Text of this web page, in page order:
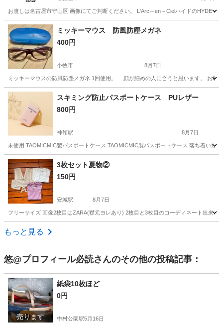
お渡しは名古屋市守山区 画像にてご判断ください。 L'Arc～en～CielハイドのHYDE
愛知 名古屋市 Tシャツ HYDE
ミッキーマウス 防風防塵メガネ
400円
小牧市 8月7日
ミッキーマウスの防風防塵メガネ 1回使用。 顔が細めの人に合うと
愛知 小牧市 小物 防風
スキミング防止パスポートケース PUレザー
800円
神領駅 8月7日
未使用 TAOMICMIC製パスポートケース TAOMICMIC製パスポートケース 落ち着いた
愛知 小牧市 神領駅 小物
3枚セット夏物②
150円
安城駅 8月7日
フリーサイズ 画像2枚目はZARA(襟元ヨレあり) 2枚目と3枚目のコーディネート出来ま
愛知 安城市
もっと見る
悠@プロフィール必読さんのその他の投稿記事：
売ります
紙袋10枚ほど
0円
中村公園駅5月16日